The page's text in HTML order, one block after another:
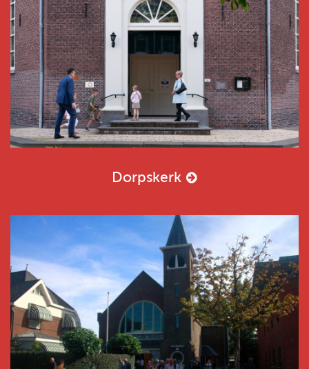
Dorpskerk